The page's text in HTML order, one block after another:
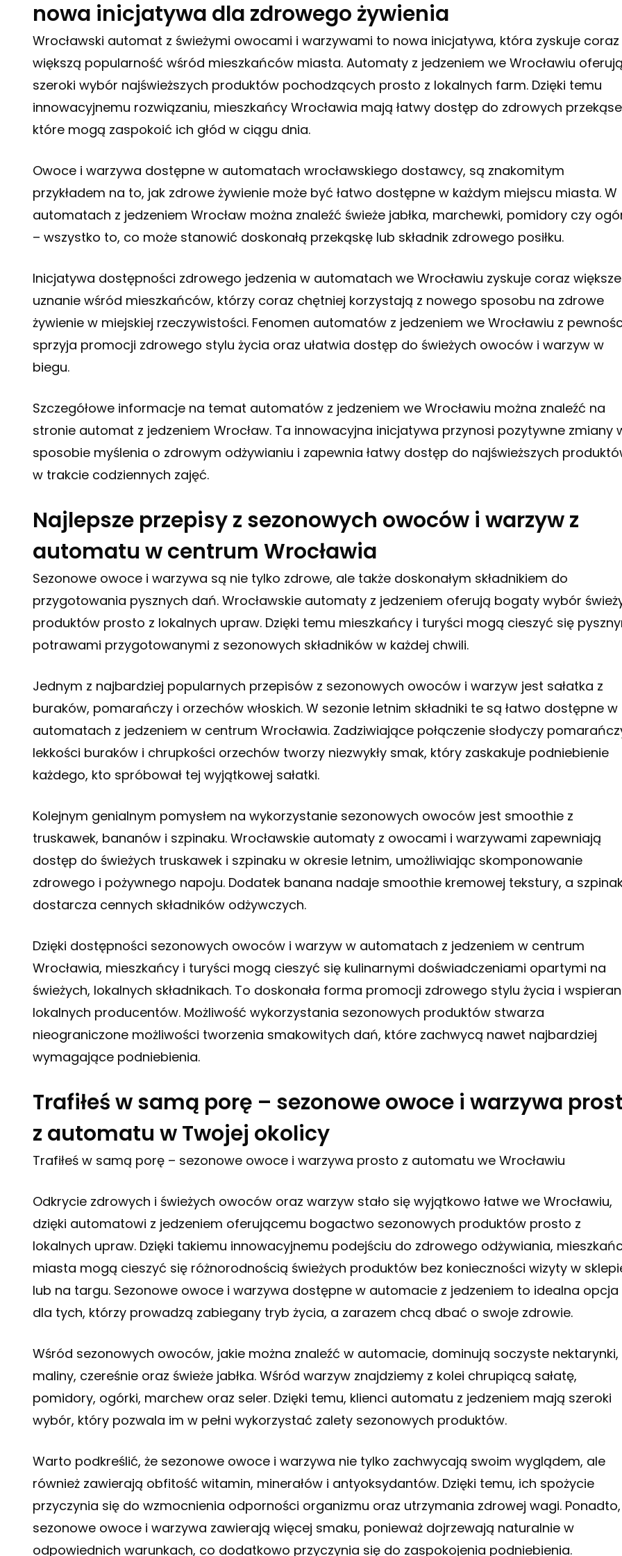
nowa inicjatywa dla zdrowego żywienia
Wrocławski automat z świeżymi owocami i warzywami to nowa inicjatywa, która zyskuje coraz
większą popularność wśród mieszkańców miasta. Automaty z jedzeniem we Wrocławiu
szeroki wybór najświeższych produktów pochodzących prosto z lokalnych farm. Dzięki temu
innowacyjnemu rozwiązaniu, mieszkańcy Wrocławia mają łatwy dostęp do zdrowych
które mogą zaspokoić ich głód w ciągu dnia.
Owoce i warzywa dostępne w automatach wrocławskiego dostawcy, są znakomitym
przykładem na to, jak zdrowe żywienie może być łatwo dostępne w każdym miejscu miasta. W
automatach z jedzeniem Wrocław można znaleźć świeże jabłka, marchewki, pomidory czy
– wszystko to, co może stanowić doskonałą przekąskę lub składnik zdrowego posiłku.
Inicjatywa dostępności zdrowego jedzenia w automatach we Wrocławiu zyskuje coraz większe
uznanie wśród mieszkańców, którzy coraz chętniej korzystają z nowego sposobu na zdrowe
żywienie w miejskiej rzeczywistości. Fenomen automatów z jedzeniem we Wrocławiu z
sprzyja promocji zdrowego stylu życia oraz ułatwia dostęp do świeżych owoców i warzyw w
biegu.
Szczegółowe informacje na temat automatów z jedzeniem we Wrocławiu można znaleźć na
stronie automat z jedzeniem Wrocław. Ta innowacyjna inicjatywa przynosi pozytywne zmiany
sposobie myślenia o zdrowym odżywianiu i zapewnia łatwy dostęp do najświeższych
w trakcie codziennych zajęć.
Najlepsze przepisy z sezonowych owoców i warzyw z
automatu w centrum Wrocławia
Sezonowe owoce i warzywa są nie tylko zdrowe, ale także doskonałym składnikiem do
przygotowania pysznych dań. Wrocławskie automaty z jedzeniem oferują bogaty wybór
produktów prosto z lokalnych upraw. Dzięki temu mieszkańcy i turyści mogą cieszyć się
potrawami przygotowanymi z sezonowych składników w każdej chwili.
Jednym z najbardziej popularnych przepisów z sezonowych owoców i warzyw jest sałatka z
buraków, pomarańczy i orzechów włoskich. W sezonie letnim składniki te są łatwo dostępne w
automatach z jedzeniem w centrum Wrocławia. Zadziwiające połączenie słodyczy
lekkości buraków i chrupkości orzechów tworzy niezwykły smak, który zaskakuje podniebienie
każdego, kto spróbował tej wyjątkowej sałatki.
Kolejnym genialnym pomysłem na wykorzystanie sezonowych owoców jest smoothie z
truskawek, bananów i szpinaku. Wrocławskie automaty z owocami i warzywami zapewniają
dostęp do świeżych truskawek i szpinaku w okresie letnim, umożliwiając skomponowanie
zdrowego i pożywnego napoju. Dodatek banana nadaje smoothie kremowej tekstury, a
dostarcza cennych składników odżywczych.
Dzięki dostępności sezonowych owoców i warzyw w automatach z jedzeniem w centrum
Wrocławia, mieszkańcy i turyści mogą cieszyć się kulinarnymi doświadczeniami opartymi na
świeżych, lokalnych składnikach. To doskonała forma promocji zdrowego stylu życia i
lokalnych producentów. Możliwość wykorzystania sezonowych produktów stwarza
nieograniczone możliwości tworzenia smakowitych dań, które zachwycą nawet najbardziej
wymagające podniebienia.
Trafiłeś w samą porę – sezonowe owoce i warzywa
z automatu w Twojej okolicy
Trafiłeś w samą porę – sezonowe owoce i warzywa prosto z automatu we Wrocławiu
Odkrycie zdrowych i świeżych owoców oraz warzyw stało się wyjątkowo łatwe we Wrocławiu,
dzięki automatowi z jedzeniem oferującemu bogactwo sezonowych produktów prosto z
lokalnych upraw. Dzięki takiemu innowacyjnemu podejściu do zdrowego odżywiania,
miasta mogą cieszyć się różnorodnością świeżych produktów bez konieczności wizyty w
lub na targu. Sezonowe owoce i warzywa dostępne w automacie z jedzeniem to idealna opcja
dla tych, którzy prowadzą zabiegany tryb życia, a zarazem chcą dbać o swoje zdrowie.
Wśród sezonowych owoców, jakie można znaleźć w automacie, dominują soczyste nektarynki,
maliny, czereśnie oraz świeże jabłka. Wśród warzyw znajdziemy z kolei chrupiącą sałatę,
pomidory, ogórki, marchew oraz seler. Dzięki temu, klienci automatu z jedzeniem mają szeroki
wybór, który pozwala im w pełni wykorzystać zalety sezonowych produktów.
Warto podkreślić, że sezonowe owoce i warzywa nie tylko zachwycają swoim wyglądem, ale
również zawierają obfitość witamin, minerałów i antyoksydantów. Dzięki temu, ich spożycie
przyczynia się do wzmocnienia odporności organizmu oraz utrzymania zdrowej wagi. Ponadto,
sezonowe owoce i warzywa zawierają więcej smaku, ponieważ dojrzewają naturalnie w
odpowiednich warunkach, co dodatkowo przyczynia się do zaspokojenia podniebienia.